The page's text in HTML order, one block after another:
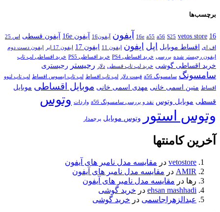
برچسب‌ها
16
16e a55 a56 S25 vetos store آیفون آیفون16 آیفون 16e آیفون قسطی
اس 25
اف ای
اقساط موبایل اپل ایفون ایفون 11 ایفون 17 ایفون 17 ایر
ایفون دست دوم
ایفون رجیستر شده بررسی خرید اقساطی PS4 خرید اقساطی PS5 خرید اقساطی لپ تاپ
خرید اقساطی گوشی خرید لپ تاپ قسطی دلار رجیستر رجیستری
سامسونگ سامسونگ a56 قیمت دلار لپ تاپ اقساط لپ تاپ ایسوس اقساط لپ تاپ لنوو
اقساط متین اسمی خانی مهدی اسمی خانی موبایل اقساطی موبایل
قسطی موبایل وتوس نقد و بررسی سامسونگ a56 واردات وتوس
وتوس استور وتوس موبایل پرچمدار
آخرین کامنتها
vetostore در مقایسه مدل نامبر های آیفون
AMIR در مقایسه مدل نامبر های آیفون
رها در مقایسه مدل نامبر های آیفون
ehsan mashhadi در خرید گوشی
عبدالزهراجاسمی در خرید گوشی